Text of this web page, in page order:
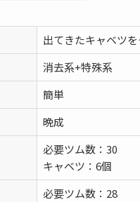
出てきたキャベツ
消去系+特殊系
簡単
晩成
必要ツム数：30
キャベツ：6個
必要ツム数：28